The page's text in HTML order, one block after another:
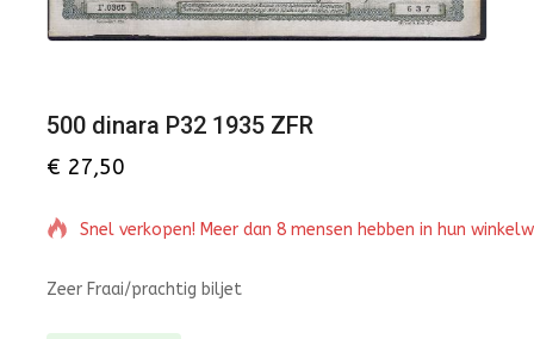
500 dinara P32 1935 ZFR
€ 27,50
Snel verkopen! Meer dan 8 mensen hebben in hun
Zeer Fraai/prachtig biljet